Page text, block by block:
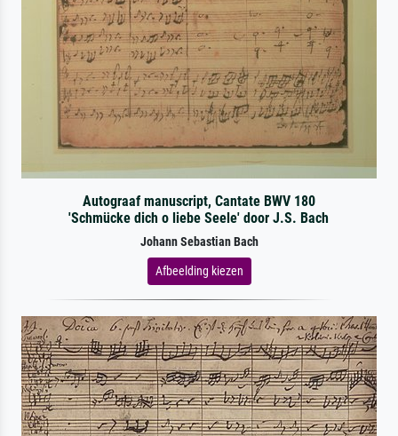
Autograaf manuscript, Cantate BWV 180
'Schmücke dich o liebe Seele' door J.S. Bach
Johann Sebastian Bach
Afbeelding kiezen